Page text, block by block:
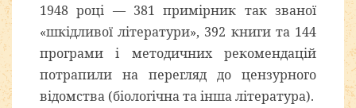
1948 році — 381 примірник так званої
«шкідливої літератури», 392 книги та 144
програми і методичних рекомендацій
потрапили на перегляд до цензурного
відомства (біологічна та інша література).